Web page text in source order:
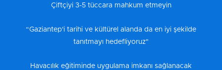
Çiftçiyi 3-5 tüccara mahkum etmeyin
“Gaziantep'i tarihi ve kültürel alanda da en iyi şekilde
tanıtmayı hedefliyoruz"
Havacılık eğitiminde uygulama imkanı sağlanacak